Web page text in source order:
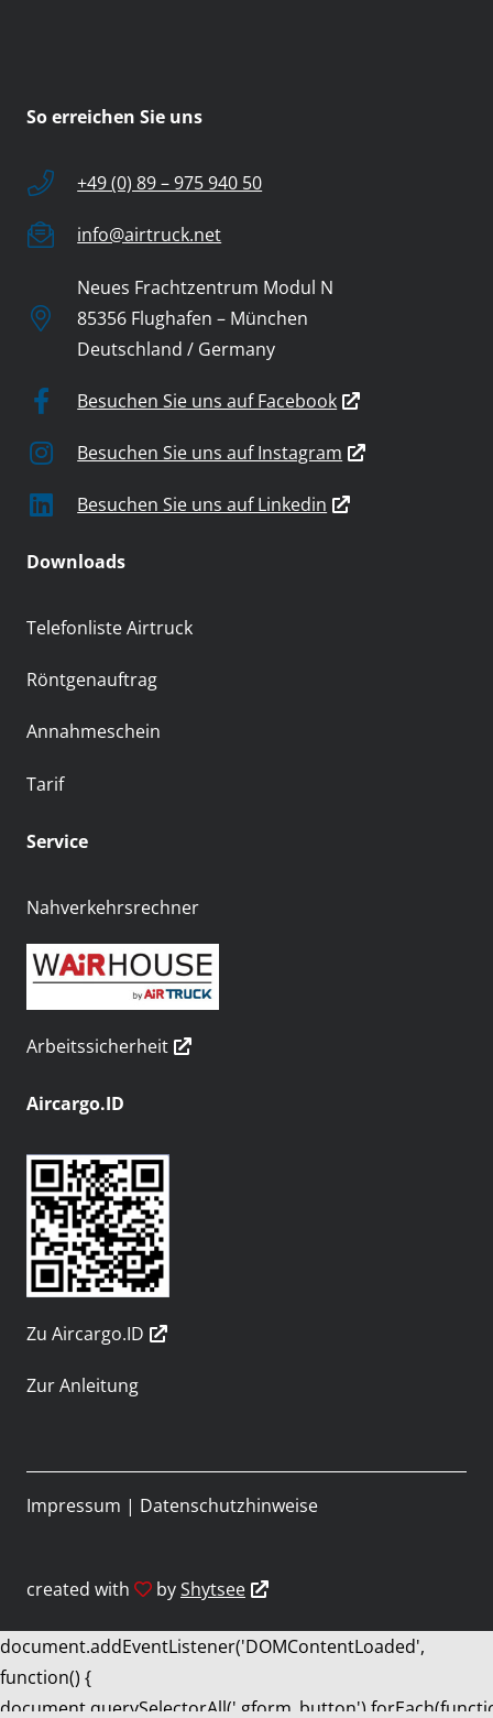
So erreichen Sie uns
+49 (0) 89 – 975 940 50
info@airtruck.net
Neues Frachtzentrum Modul N
85356 Flughafen – München
Deutschland / Germany
Besuchen Sie uns auf Facebook
Besuchen Sie uns auf Instagram
Besuchen Sie uns auf Linkedin
Downloads
Telefonliste Airtruck
Röntgenauftrag
Annahmeschein
Tarif
Service
Nahverkehrsrechner
Arbeitssicherheit
Aircargo.ID
Zu Aircargo.ID
Zur Anleitung
created with byShytsee
Impressum | Datenschutzhinweise
document.addEventListener('DOMContentLoaded',
function() {